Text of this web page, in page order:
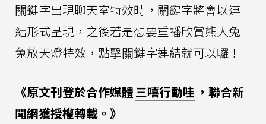
關鍵字出現聊天室特效時，關鍵字將會以連
結形式呈現，之後若是想要重播欣賞熊大兔
兔放天燈特效，點擊關鍵字連結就可以囉！
《原文刊登於合作媒體三嘻行動哇 ，聯合新
聞網獲授權轉載。》